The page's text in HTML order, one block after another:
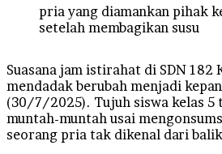
pria yang diamankan pihak
setelah membagikan susu
Suasana jam istirahat di SDN 182
mendadak berubah menjadi
(30/7/2025). Tujuh siswa kelas 5
muntah-muntah usai
seorang pria tak dikenal dari